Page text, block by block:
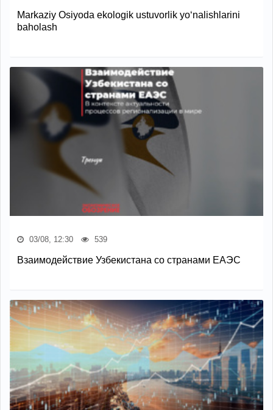
Markaziy Osiyoda ekologik ustuvorlik yo‘nalishlarini
baholash
03/08, 12:30 539
Взаимодействие Узбекистана со странами ЕАЭС